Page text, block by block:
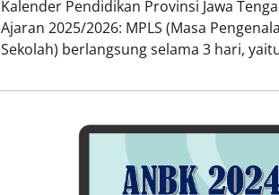
Kalender Pendidikan Provinsi Jawa
Ajaran 2025/2026: MPLS (Masa
Sekolah) berlangsung selama 3 hari,